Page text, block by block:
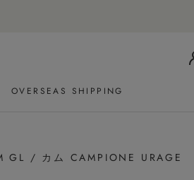
OVERSEAS SHIPPING
GL / カム CAMPIONE URAGE